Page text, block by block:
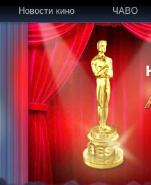
Новости кино ЧАВО